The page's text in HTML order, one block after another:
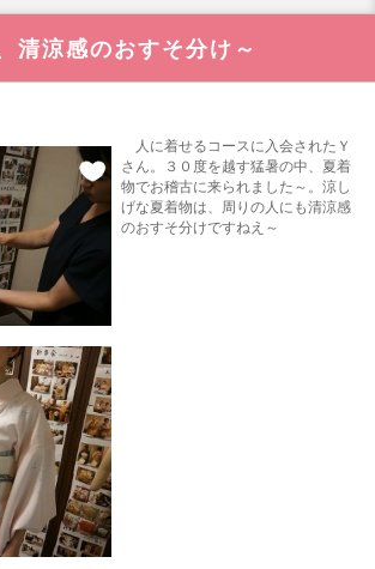
清涼感のおすそ分け～
人に着せるコースに入会されたＹ
さん。３０度を越す猛暑の中、夏着
物でお稽古に来られました～。涼し
げな夏着物は、周りの人にも清涼感
のおすそ分けですねえ～